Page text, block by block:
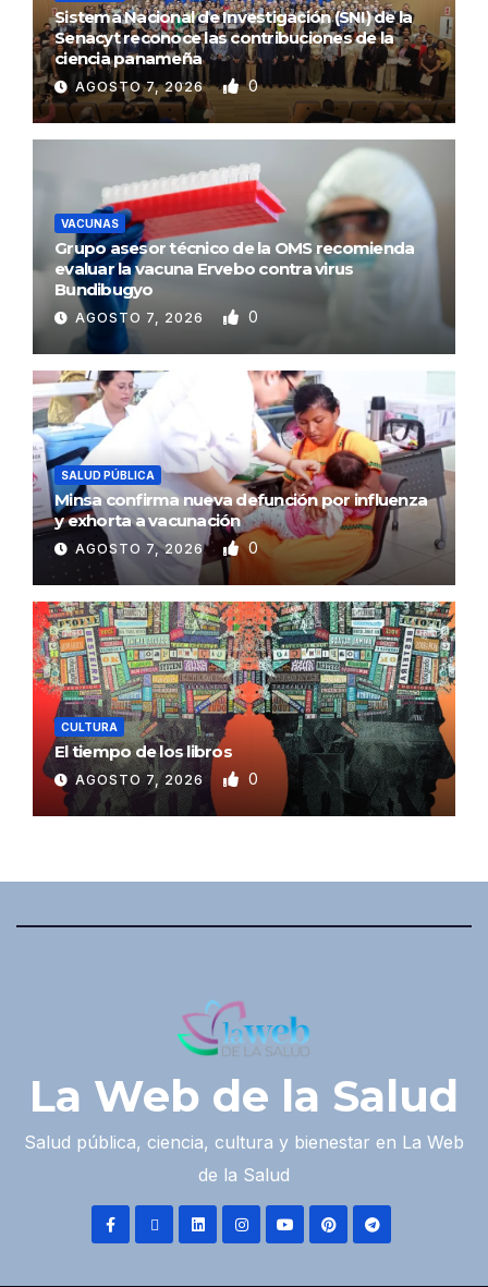
Sistema Nacional de Investigación (SNI) de la
Senacyt reconoce las contribuciones de la
ciencia panameña
AGOSTO 7, 2026 0
VACUNAS
Grupo asesor técnico de la OMS recomienda
evaluar la vacuna Ervebo contra virus
Bundibugyo
AGOSTO 7, 2026 0
SALUD PÚBLICA
Minsa confirma nueva defunción por influenza
y exhorta a vacunación
AGOSTO 7, 2026 0
CULTURA
El tiempo de los libros
AGOSTO 7, 2026 0
La Web de la Salud
Salud pública, ciencia, cultura y bienestar en La Web
de la Salud